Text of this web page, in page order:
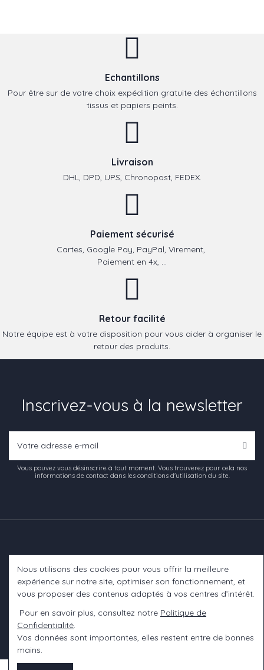
Echantillons
Pour être sur de votre choix expédition gratuite des échantillons
tissus et papiers peints.
Livraison
DHL, DPD, UPS, Chronopost, FEDEX.
Paiement sécurisé
Cartes, Google Pay, PayPal, Virement,
Paiement en 4x, ...
Retour facilité
Notre équipe est à votre disposition pour vous aider à organiser le
retour des produits.
Inscrivez-vous à la newsletter
Vous pouvez vous désinscrire à tout moment. Vous trouverez pour cela nos
informations de contact dans les conditions d'utilisation du site.
Informations
Contact us
Nous utilisons des cookies pour vous offrir la meilleure
expérience sur notre site, optimiser son fonctionnement, et
vous proposer des contenus adaptés à vos centres d’intérêt.
Pour en savoir plus, consultez notre Politique de
Confidentialité.
Vos données sont importantes, elles restent entre de bonnes
mains.